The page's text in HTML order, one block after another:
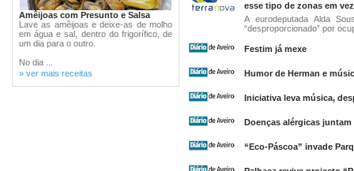
Amêijoas com Presunto e Salsa
Lave as amêijoas e deixe-as de molho
em água e sal, dentro do frigorífico, de
um dia para o outro.
No dia ...
» ver mais receitas
esse tipo de zonas em
A eurodeputada Alda
“desproporcionado” por
Festim já mexe
Humor de Herman e
Iniciativa leva música,
Doenças alérgicas juntam
“Eco-Páscoa” invade